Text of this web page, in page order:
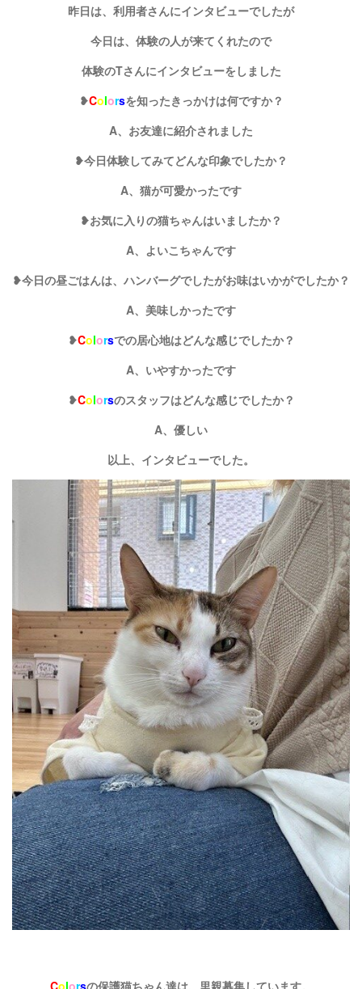
昨日は、利用者さんにインタビューでしたが
今日は、体験の人が来てくれたので
体験のTさんにインタビューをしました
❥Colorsを知ったきっかけは何ですか？
A、お友達に紹介されました
❥今日体験してみてどんな印象でしたか？
A、猫が可愛かったです
❥お気に入りの猫ちゃんはいましたか？
A、よいこちゃんです
❥今日の昼ごはんは、ハンバーグでしたがお味はいかがでしたか？
A、美味しかったです
❥Colorsでの居心地はどんな感じでしたか？
A、いやすかったです
❥Colorsのスタッフはどんな感じでしたか？
A、優しい
以上、インタビューでした。